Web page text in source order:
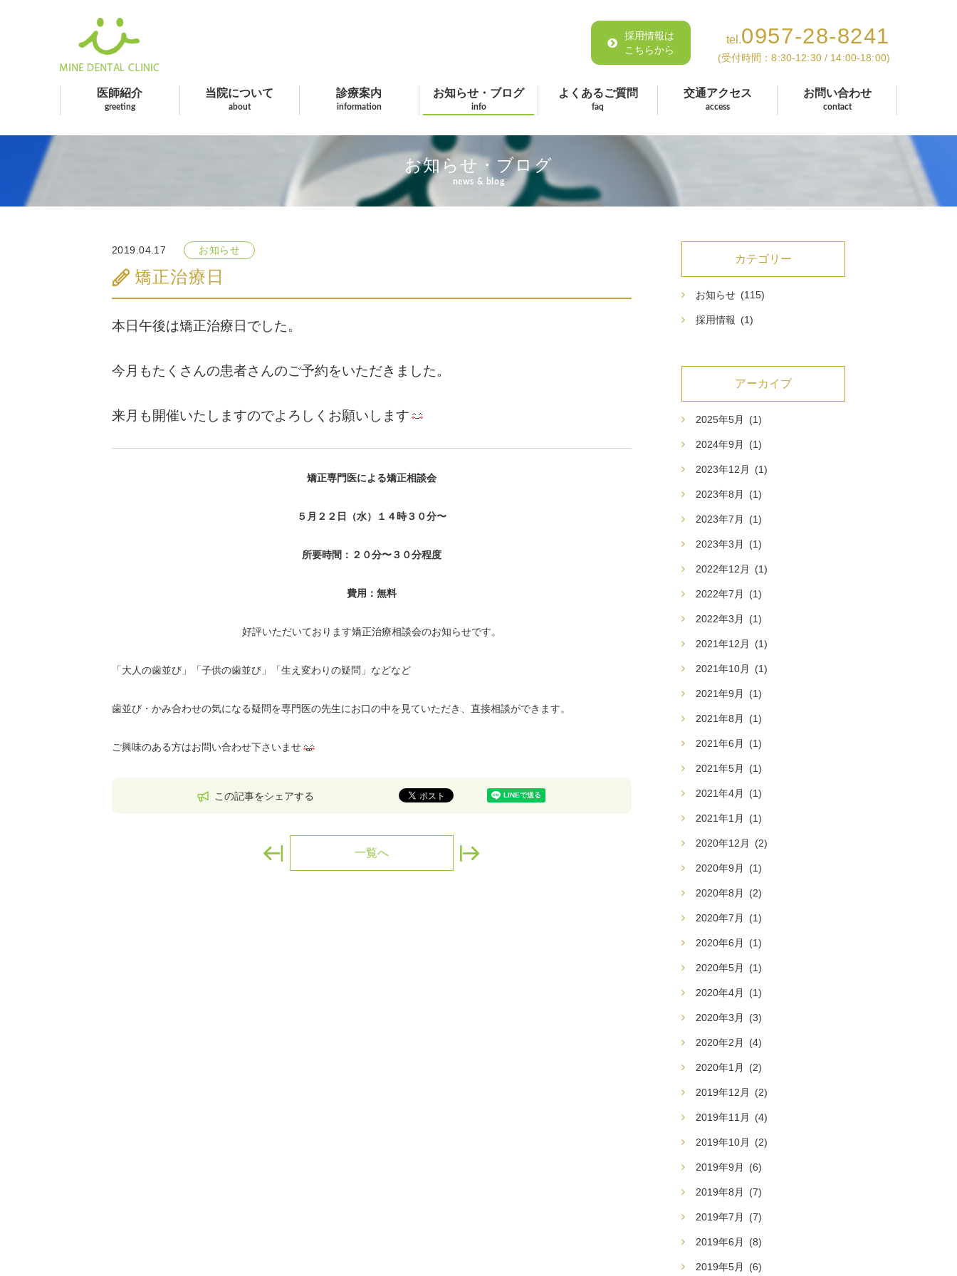
採用情報は
こちらから
tel.0957-28-8241
(受付時間：8:30-12:30 / 14:00-18:00)
医師紹介
greeting
当院について
about
診療案内
information
お知らせ・ブログ
info
よくあるご質問
faq
交通アクセス
access
お問い合わせ
contact
お知らせ・ブログ
news & blog
2019.04.17 お知らせ
矯正治療日
本日午後は矯正治療日でした。
今月もたくさんの患者さんのご予約をいただきました。
来月も開催いたしますのでよろしくお願いします
矯正専門医による矯正相談会
５月２２日（水）１４時３０分〜
所要時間：２０分〜３０分程度
費用：無料
好評いただいております矯正治療相談会のお知らせです。
「大人の歯並び」「子供の歯並び」「生え変わりの疑問」などなど
歯並び・かみ合わせの気になる疑問を専門医の先生にお口の中を見ていただき、直接相談ができます。
ご興味のある方はお問い合わせ下さいませ
この記事をシェアする
一覧へ
カテゴリー
お知らせ (115)
採用情報 (1)
アーカイブ
2025年5月 (1)
2024年9月 (1)
2023年12月 (1)
2023年8月 (1)
2023年7月 (1)
2023年3月 (1)
2022年12月 (1)
2022年7月 (1)
2022年3月 (1)
2021年12月 (1)
2021年10月 (1)
2021年9月 (1)
2021年8月 (1)
2021年6月 (1)
2021年5月 (1)
2021年4月 (1)
2021年1月 (1)
2020年12月 (2)
2020年9月 (1)
2020年8月 (2)
2020年7月 (1)
2020年6月 (1)
2020年5月 (1)
2020年4月 (1)
2020年3月 (3)
2020年2月 (4)
2020年1月 (2)
2019年12月 (2)
2019年11月 (4)
2019年10月 (2)
2019年9月 (6)
2019年8月 (7)
2019年7月 (7)
2019年6月 (8)
2019年5月 (6)